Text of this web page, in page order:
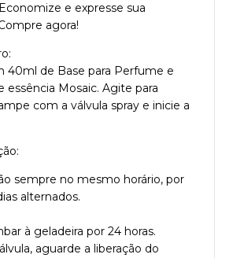
e expresse sua
agora!
40ml de Base para Perfume e
essência Mosaic. Agite para
com a válvula spray e inicie a
sempre no mesmo horário, por
alternados.
à geladeira por 24 horas.
aguarde a liberação do